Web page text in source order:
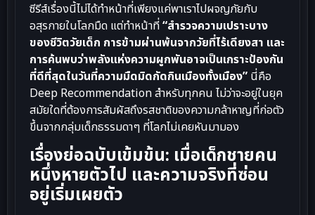
ซีรีส์เรื่องนี้ไม่ได้ทำหน้าที่เพียงแค่พาเราไปผจญภัยกับ
อสุรกายในโลกมืด แต่ทำหน้าที่“สำรวจความเปราะบาง
ของชีวิตวัยเด็ก การข้ามผ่านพ้นจากวัยที่ไร้เดียงสา และ
การค้นพบว่าพลังแห่งความผูกพันอาจเป็นเกราะป้องกัน
ที่ดีที่สุดในวันที่ความมืดมิดกัดกินเมืองทั้งเมือง” นี่คือ
Deep Recommendation สำหรับทุกคน ไม่ว่าจะอยู่ในยุค
สมัยใดที่ต้องการสัมผัสถึงรสชาติของความกล้าหาญที่ก่อตัว
ขึ้นจากกลุ่มเด็กธรรมดาๆ ที่โลกไม่เคยหันมามอง
เรื่องย่อฉบับเข้มข้น: เมื่อเด็กชายคน
หนึ่งหายตัวไป และความจริงที่ซ่อน
อยู่เริ่มเผยตัว